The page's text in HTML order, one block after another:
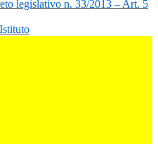
legislativo n. 33/2013 – Art. 5